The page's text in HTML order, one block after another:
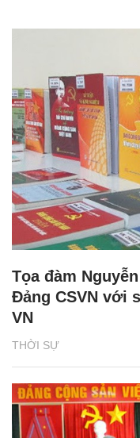
THỜI SỰ
Tọa đàm
Đảng CSVN với
VN